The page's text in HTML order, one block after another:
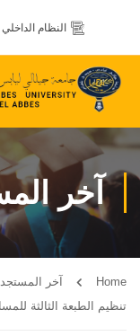
النظام
آخر
Home
آخر
تنظيم الطبعة الثالثة